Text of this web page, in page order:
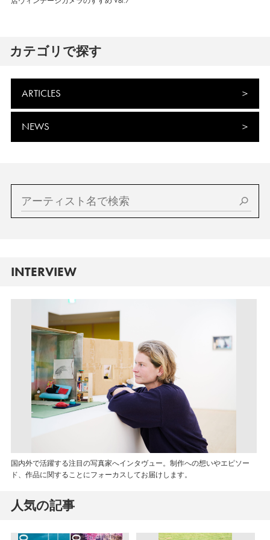
カテゴリで探す
ARTICLES
NEWS
INTERVIEW
国内外で活躍する注目の写真家へインタヴュー。制作への想いやエピソー
ド、作品に関することにフォーカスしてお届けします。
人気の記事